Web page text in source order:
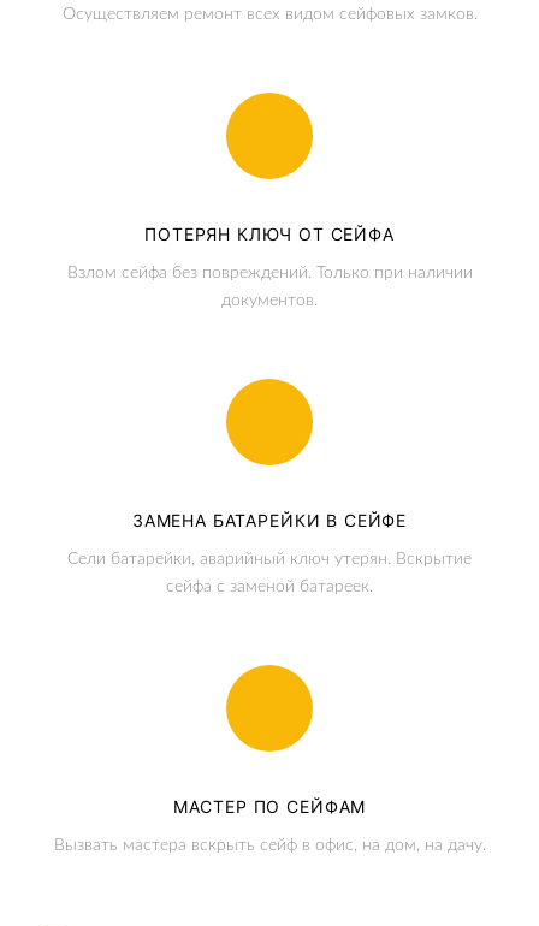
Осуществляем ремонт всех видом сейфовых замков.
ПОТЕРЯН КЛЮЧ ОТ СЕЙФА
Взлом сейфа без повреждений. Только при наличии
документов.
ЗАМЕНА БАТАРЕЙКИ В СЕЙФЕ
Сели батарейки, аварийный ключ утерян. Вскрытие
сейфа с заменой батареек.
МАСТЕР ПО СЕЙФАМ
Вызвать мастера вскрыть сейф в офис, на дом, на дачу.